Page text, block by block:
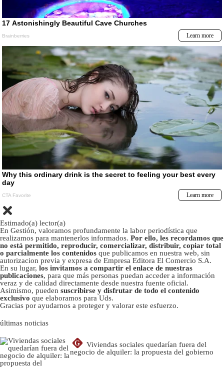
Estimado(a) lector(a)
En Gestión, valoramos profundamente la labor periodística que
realizamos para mantenerlos informados. Por ello, les recordamos que
no está permitido, reproducir, comercializar, distribuir, copiar total
o parcialmente los contenidos que publicamos en nuestra web, sin
autorizacion previa y expresa de Empresa Editora El Comercio S.A.
En su lugar, los invitamos a compartir el enlace de nuestras
publicaciones, para que más personas puedan acceder a información
veraz y de calidad directamente desde nuestra fuente oficial.
Asimismo, pueden suscribirse y disfrutar de todo el contenido
exclusivo que elaboramos para Uds.
Gracias por ayudarnos a proteger y valorar este esfuerzo.
últimas noticias
G
Viviendas sociales quedarían fuera del
negocio de alquiler: la propuesta del gobierno